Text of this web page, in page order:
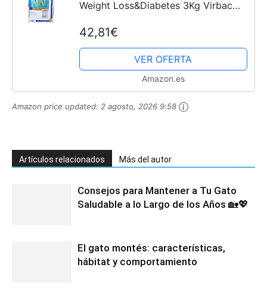
Weight Loss&Diabetes 3Kg Virbac
42,81€
VER OFERTA
Amazon.es
Amazon price updated: 2 agosto, 2026 9:58
Artículos relacionados Más del autor
Consejos para Mantener a Tu Gato
Saludable a lo Largo de los Años 🏡💖
El gato montés: características,
hábitat y comportamiento